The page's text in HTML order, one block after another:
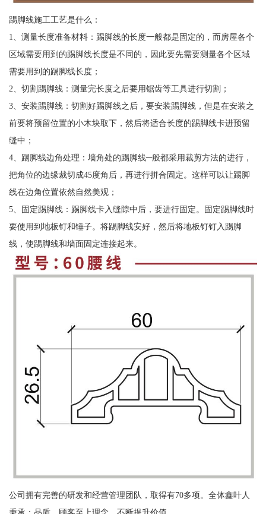
踢脚线施工工艺是什么：
1、测量长度准备材料：踢脚线的长度一般都是固定的，而房屋各个
区域需要用到的踢脚线长度是不同的，因此要先需要测量各个区域
需要用到的踢脚线长度；
2、切割踢脚线：测量完长度之后要用锯齿等工具进行切割；
3、安装踢脚线：切割好踢脚线之后，要安装踢脚线，但是在安装之
前要将预留位置的小木块取下，然后将适合长度的踢脚线卡进预留
缝中；
4、踢脚线边角处理：墙角处的踢脚线─般都采用裁剪方法的进行，
把角位的边缘裁切成45度角后，再进行拼合固定。这样可以让踢脚
线在边角位置依然自然美观；
5、固定踢脚线：踢脚线卡入缝隙中后，要进行固定。固定踢脚线时
要使用到地板钉和锤子。将踢脚线安好，然后将地板钉钉入踢脚
线，使踢脚线和墙面固定连接起来。
公司拥有完善的研发和经营管理团队，取得有70多项。全体鑫叶人
秉承：品质，顾客至上理念，不断提升价值。